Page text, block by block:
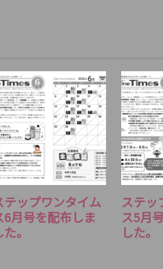
テップワンタイム
6月号を配布しま
た。
ステッ
ス5月
した。